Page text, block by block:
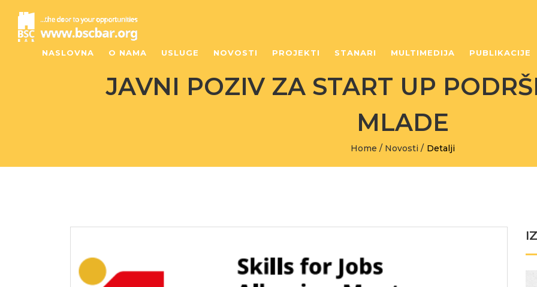
NASLOVNA O NAMA USLUGE NOVOSTI PROJEKTI STANARI MULTIMEDIJA PUBLIKACIJE
JAVNI POZIV ZA START UP
MLADE
Home / Novosti / Detalji